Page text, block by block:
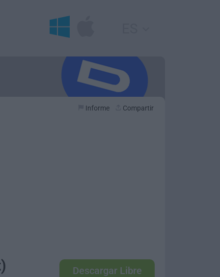
Informe Compartir
Descargar Libre